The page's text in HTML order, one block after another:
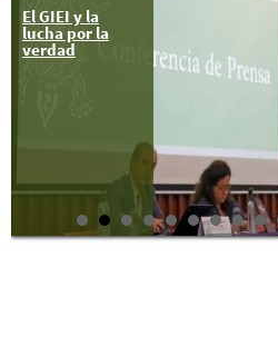
El GIEI y la
lucha por la
verdad